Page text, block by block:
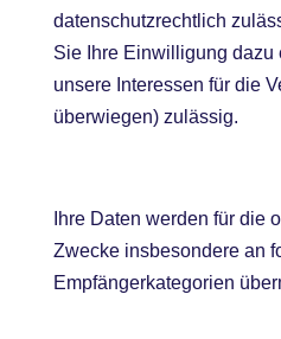
datenschutzrechtlich
Sie Ihre Einwilligung dazu
unsere Interessen für die
überwiegen) zulässig.
Ihre Daten werden für die
Zwecke insbesondere an
Empfängerkategorien